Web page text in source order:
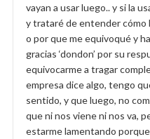
vayan a usar luego.. y si la
y trataré de entender cómo
o por que me equivoqué y
gracias ‘dondon’ por su
equivocarme a tragar
empresa dice algo, tengo
sentido, y que luego, no
que ni nos viene ni nos va,
estarme lamentando